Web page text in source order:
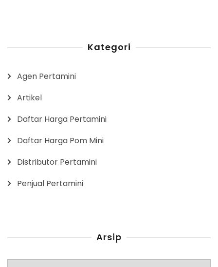
Kategori
Agen Pertamini
Artikel
Daftar Harga Pertamini
Daftar Harga Pom Mini
Distributor Pertamini
Penjual Pertamini
Arsip